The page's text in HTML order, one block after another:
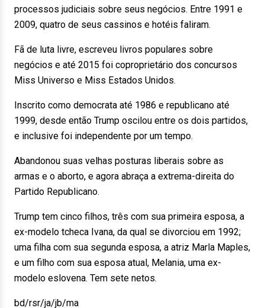
processos judiciais sobre seus negócios. Entre 1991 e
2009, quatro de seus cassinos e hotéis faliram.
Fã de luta livre, escreveu livros populares sobre
negócios e até 2015 foi coproprietário dos concursos
Miss Universo e Miss Estados Unidos.
Inscrito como democrata até 1986 e republicano até
1999, desde então Trump oscilou entre os dois partidos,
e inclusive foi independente por um tempo.
Abandonou suas velhas posturas liberais sobre as
armas e o aborto, e agora abraça a extrema-direita do
Partido Republicano.
Trump tem cinco filhos, três com sua primeira esposa, a
ex-modelo tcheca Ivana, da qual se divorciou em 1992;
uma filha com sua segunda esposa, a atriz Marla Maples,
e um filho com sua esposa atual, Melania, uma ex-
modelo eslovena. Tem sete netos.
bd/rsr/ja/jb/ma